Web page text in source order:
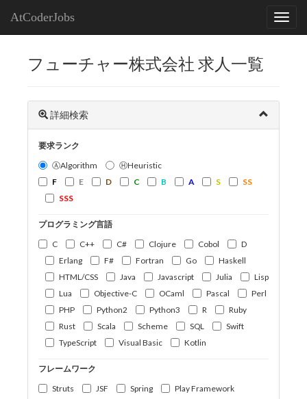
AtCoderJobs
フューチャー株式会社 求人一覧
詳細検索
要求ランク
ⒶAlgorithm
ⒽHeuristic
F
E D C B A S
SS
SSS
プログラミング言語
C
C++ C# Clojure Cobol
D
Erlang
F# Fortran Go
Haskell
HTML/CSS
Java Javascript Julia
Lisp
Lua
Objective-C OCaml Pascal
Perl
PHP
Python2 Python3 R
Ruby
Rust
Scala Scheme SQL
Swift
TypeScript
Visual Basic Kotlin
フレームワーク
Struts
JSF Spring
Play Framework